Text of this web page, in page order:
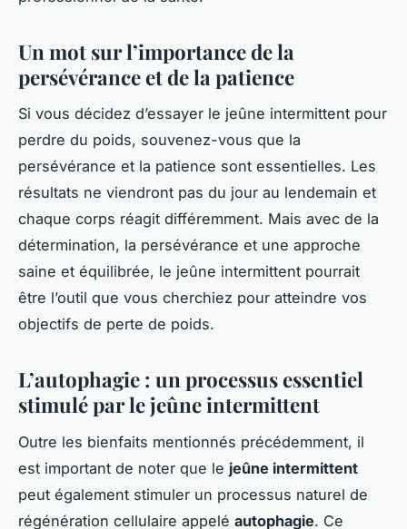
Un mot sur l’importance de la
persévérance et de la patience
Si vous décidez d’essayer le jeûne intermittent pour
perdre du poids, souvenez-vous que la
persévérance et la patience sont essentielles. Les
résultats ne viendront pas du jour au lendemain et
chaque corps réagit différemment. Mais avec de la
détermination, la persévérance et une approche
saine et équilibrée, le jeûne intermittent pourrait
être l’outil que vous cherchiez pour atteindre vos
objectifs de perte de poids.
L’autophagie : un processus essentiel
stimulé par le jeûne intermittent
Outre les bienfaits mentionnés précédemment, il
est important de noter que le jeûne intermittent
peut également stimuler un processus naturel de
régénération cellulaire appelé autophagie. Ce